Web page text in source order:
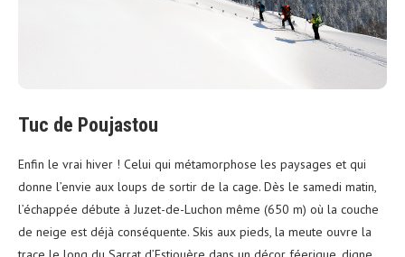
Tuc de Poujastou
Enfin le vrai hiver ! Celui qui métamorphose les paysages et qui
donne l’envie aux loups de sortir de la cage. Dès le samedi matin,
l’échappée débute à Juzet-de-Luchon même (650 m) où la couche
de neige est déjà conséquente. Skis aux pieds, la meute ouvre la